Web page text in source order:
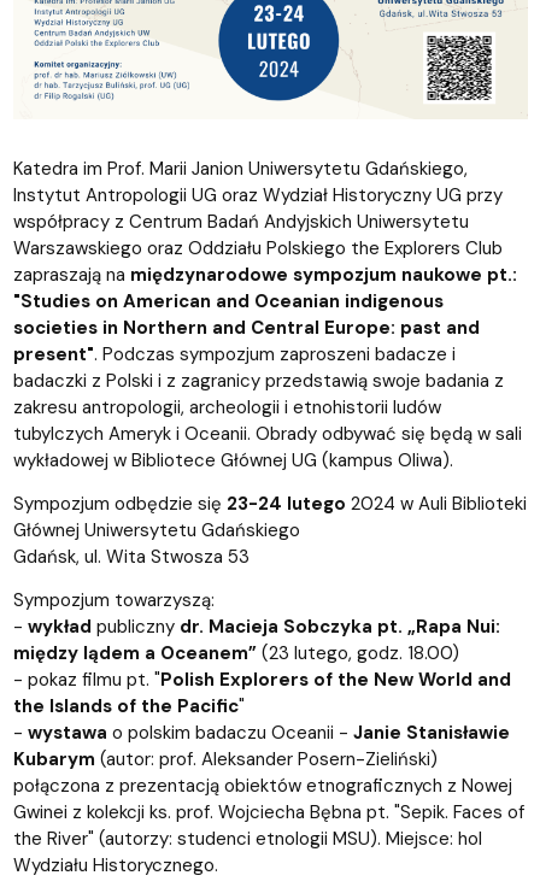
Katedra im Prof. Marii Janion Uniwersytetu Gdańskiego,
Instytut Antropologii UG oraz Wydział Historyczny UG przy
współpracy z Centrum Badań Andyjskich Uniwersytetu
Warszawskiego oraz Oddziału Polskiego the Explorers Club
zapraszają na międzynarodowe sympozjum naukowe pt.:
"Studies on American and Oceanian indigenous
societies in Northern and Central Europe: past and
present". Podczas sympozjum zaproszeni badacze i
badaczki z Polski i z zagranicy przedstawią swoje badania z
zakresu antropologii, archeologii i etnohistorii ludów
tubylczych Ameryk i Oceanii. Obrady odbywać się będą w sali
wykładowej w Bibliotece Głównej UG (kampus Oliwa).
Sympozjum odbędzie się 23-24 lutego 2024 w Auli Biblioteki
Głównej Uniwersytetu Gdańskiego
Gdańsk, ul. Wita Stwosza 53
Sympozjum towarzyszą:
- wykład publiczny dr. Macieja Sobczyka pt. „Rapa Nui:
między lądem a Oceanem” (23 lutego, godz. 18.00)
- pokaz filmu pt. "Polish Explorers of the New World and
the Islands of the Pacific"
- wystawa o polskim badaczu Oceanii - Janie Stanisławie
Kubarym (autor: prof. Aleksander Posern-Zieliński)
połączona z prezentacją obiektów etnograficznych z Nowej
Gwinei z kolekcji ks. prof. Wojciecha Bębna pt. "Sepik. Faces of
the River" (autorzy: studenci etnologii MSU). Miejsce: hol
Wydziału Historycznego.